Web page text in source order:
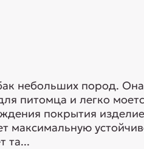
небольших пород.
питомца и легко
покрытия
та...